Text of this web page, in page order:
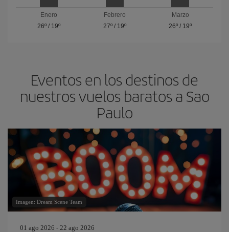
Enero
26º/ 19º
Febrero
27º/ 19º
Marzo
26º / 19º
Eventos en los destinos de
nuestros vuelos baratos a Sao
Paulo
Imagen: Dream Scene Team
01 ago 2026 - 22 ago 2026